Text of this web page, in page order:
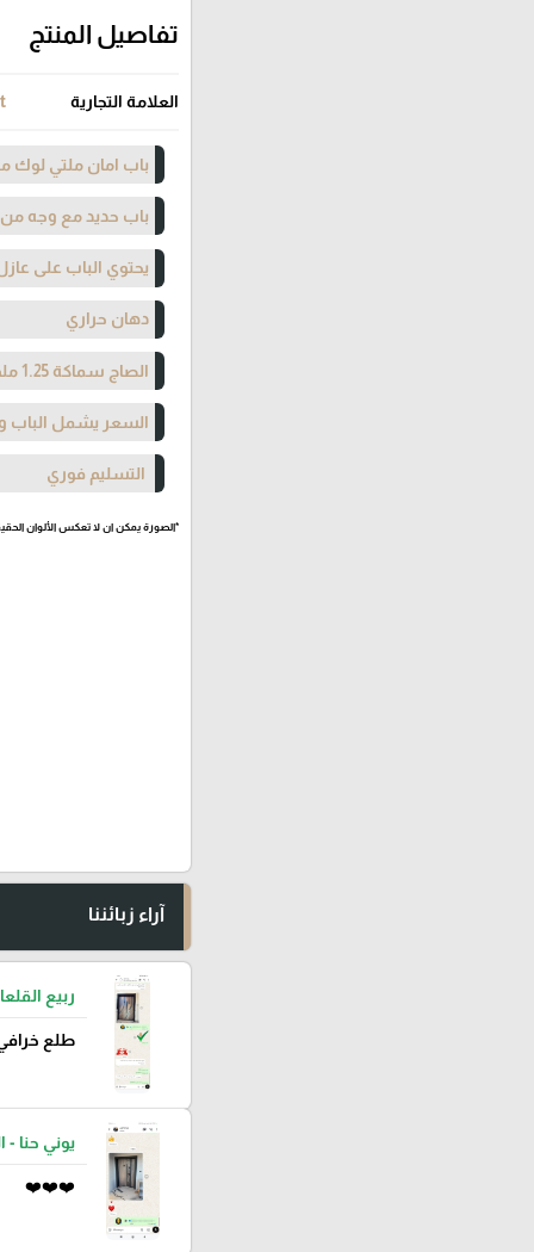
تفاصيل المنتج
العلامة التجارية
باب امان ملتي لوك
باب حديد مع وجه
يحتوي الباب على
دهان حراري
الصاج سماكة 1.25 ملم
السعر يشمل الباب
التسليم فوري
*الصورة يمكن ان لا تعكس الألوان
آراء زبائننا
ربيع
طلع
يوني حنا -
❤️❤️❤️